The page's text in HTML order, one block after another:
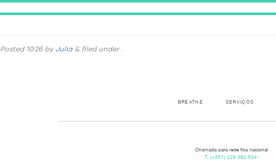
Posted 10:26 by Julia & filed under .
BREATHE SERVIÇOS
Chamada para rede fixa nacional
T. (+351) 229 382 504*